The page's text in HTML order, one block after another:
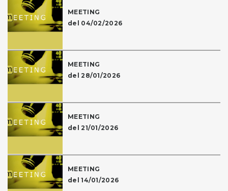
MEETING
del 04/02/2026
MEETING
del 28/01/2026
MEETING
del 21/01/2026
MEETING
del 14/01/2026